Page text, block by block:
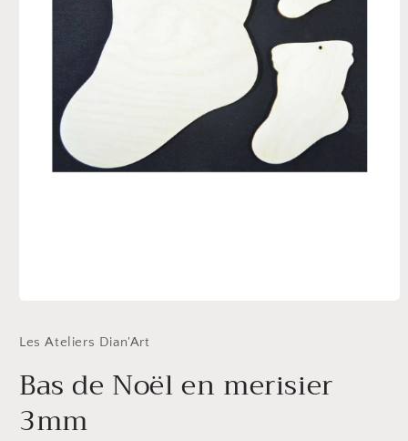
média
1
une
fenêtre
Les Ateliers Dian'Art
Bas de Noël en merisier
3mm